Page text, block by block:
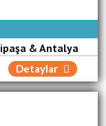
& Antalya
Detaylar